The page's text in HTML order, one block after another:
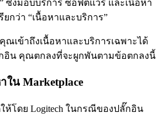
ซึ่งมอบบริการ ซอฟต์แวร์ และเนื้อหา
กว่า “เนื้อหาและบริการ”
เข้าถึงเนื้อหาและบริการเฉพาะได้
อิน คุณตกลงที่จะผูกพันตามข้อตกลงนี้
ใน Marketplace
โดย Logitech ในกรณีของปลั๊กอิน